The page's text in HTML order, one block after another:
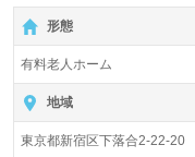
がら、ライフスタイ
員登用でキャリアア
社員と同様の資格支
形態
有料老人ホーム
地域
東京都新宿区下落合2-22-20